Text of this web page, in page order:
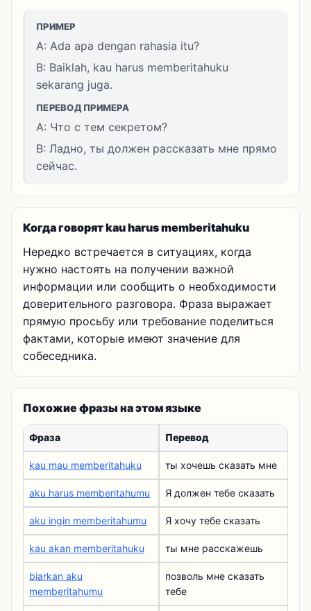
ПРИМЕР
A: Ada apa dengan rahasia itu?
B: Baiklah, kau harus memberitahuku
sekarang juga.
ПЕРЕВОД ПРИМЕРА
A: Что с тем секретом?
B: Ладно, ты должен рассказать мне прямо
сейчас.
Когда говорят kau harus memberitahuku
Нередко встречается в ситуациях, когда
нужно настоять на получении важной
информации или сообщить о необходимости
доверительного разговора. Фраза выражает
прямую просьбу или требование поделиться
фактами, которые имеют значение для
собеседника.
Похожие фразы на этом языке
Фраза Перевод
kau mau memberitahuku ты хочешь сказать мне
aku harus memberitahumu Я должен тебе сказать
aku ingin memberitahumu Я хочу тебе сказать
kau akan memberitahuku ты мне расскажешь
biarkan aku
memberitahumu
позволь мне сказать
тебе